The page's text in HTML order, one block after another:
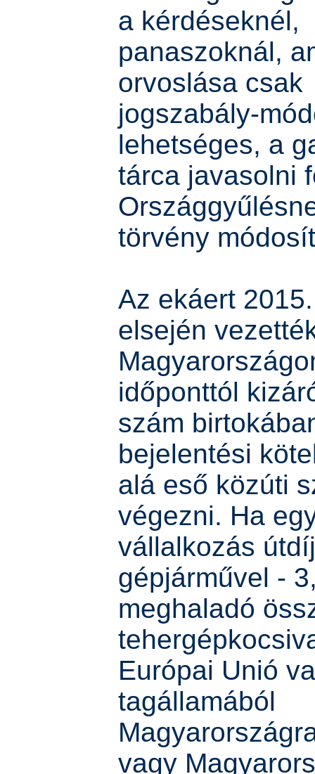
a kérdéseknél,
panaszoknál,
orvoslása csak
jogszabály-
lehetséges, a
tárca javasolni
törvény
Az ekáert
elsején
időponttól
szám
bejelentési
alá eső közúti
végezni. Ha
vállalkozás
gépjárművel -
meghaladó
Európai Unió
tagállamából
vagy